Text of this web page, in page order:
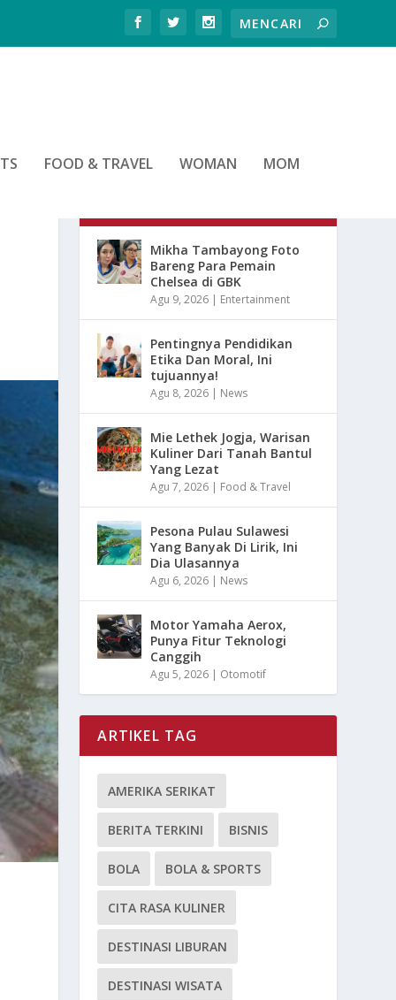
FOOD & TRAVEL WOMAN MOM
Mikha Tambayong Foto
Bareng Para Pemain
Chelsea di GBK
Agu 9, 2026 | Entertainment
Pentingnya Pendidikan
Etika Dan Moral, Ini
tujuannya!
Agu 8, 2026 | News
Mie Lethek Jogja, Warisan
Kuliner Dari Tanah Bantul
Yang Lezat
Agu 7, 2026 | Food & Travel
Pesona Pulau Sulawesi
Yang Banyak Di Lirik, Ini
Dia Ulasannya
Agu 6, 2026 | News
Motor Yamaha Aerox,
Punya Fitur Teknologi
Canggih
Agu 5, 2026 | Otomotif
ARTIKEL TAG
AMERIKA SERIKAT
BERITA TERKINI BISNIS
BOLA BOLA & SPORTS
CITA RASA KULINER
DESTINASI LIBURAN
DESTINASI WISATA